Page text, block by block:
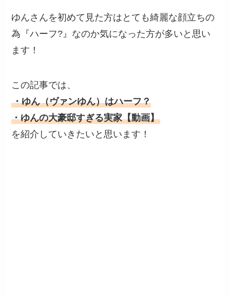
ゆんさんを初めて見た方はとても綺麗な顔立ちの
為『ハーフ?』なのか気になった方が多いと思い
ます！
この記事では、
・ゆん（ヴァンゆん）はハーフ？
・ゆんの大豪邸すぎる実家【動画】
を紹介していきたいと思います！